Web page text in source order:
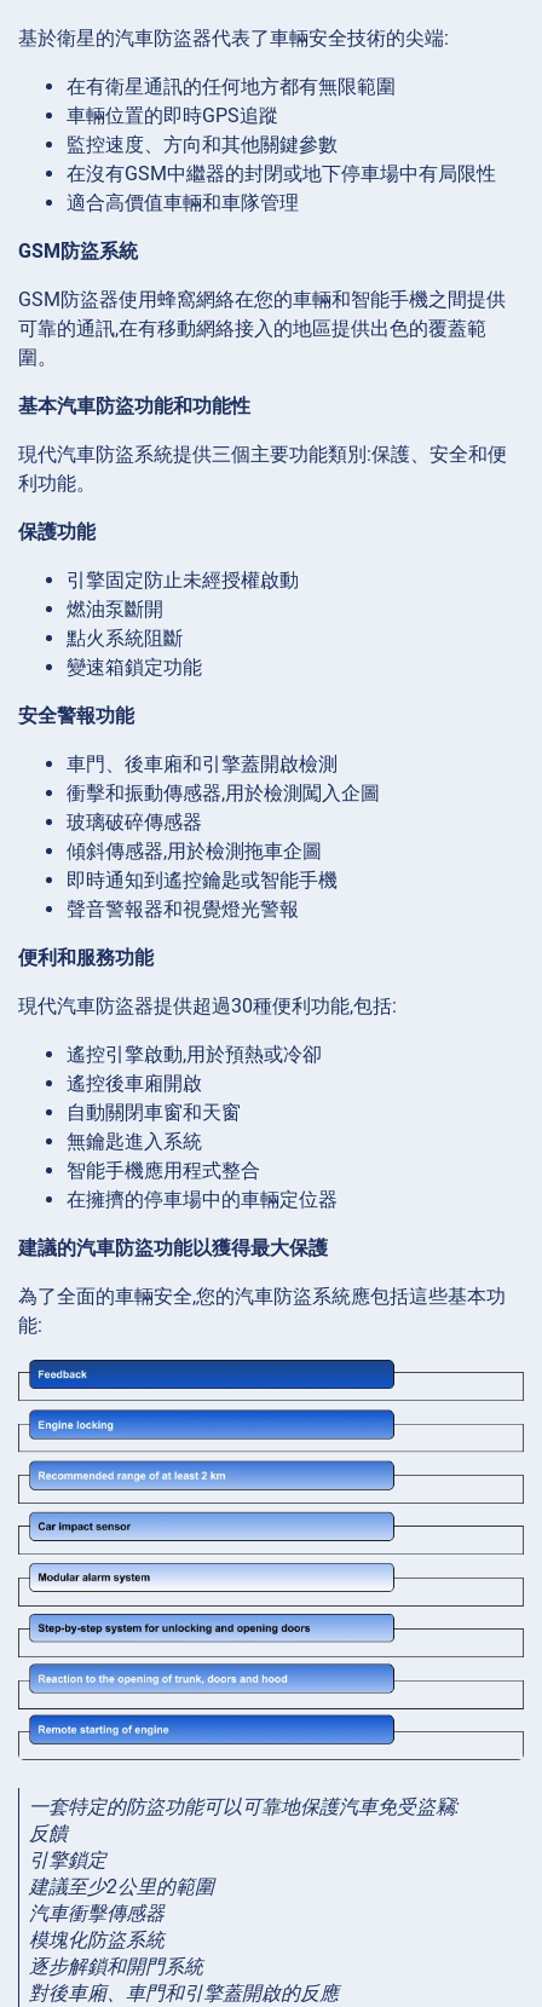
基於衛星的汽車防盜器代表了車輛安全技術的尖端:
在有衛星通訊的任何地方都有無限範圍
車輛位置的即時GPS追蹤
監控速度、方向和其他關鍵參數
在沒有GSM中繼器的封閉或地下停車場中有局限性
適合高價值車輛和車隊管理
GSM防盜系統
GSM防盜器使用蜂窩網絡在您的車輛和智能手機之間提供
可靠的通訊,在有移動網絡接入的地區提供出色的覆蓋範
圍。
基本汽車防盜功能和功能性
現代汽車防盜系統提供三個主要功能類別:保護、安全和便
利功能。
保護功能
引擎固定防止未經授權啟動
燃油泵斷開
點火系統阻斷
變速箱鎖定功能
安全警報功能
車門、後車廂和引擎蓋開啟檢測
衝擊和振動傳感器,用於檢測闖入企圖
玻璃破碎傳感器
傾斜傳感器,用於檢測拖車企圖
即時通知到遙控鑰匙或智能手機
聲音警報器和視覺燈光警報
便利和服務功能
現代汽車防盜器提供超過30種便利功能,包括:
遙控引擎啟動,用於預熱或冷卻
遙控後車廂開啟
自動關閉車窗和天窗
無鑰匙進入系統
智能手機應用程式整合
在擁擠的停車場中的車輛定位器
建議的汽車防盜功能以獲得最大保護
為了全面的車輛安全,您的汽車防盜系統應包括這些基本功
能:
一套特定的防盜功能可以可靠地保護汽車免受盜竊:
反饋
引擎鎖定
建議至少2公里的範圍
汽車衝擊傳感器
模塊化防盜系統
逐步解鎖和開門系統
對後車廂、車門和引擎蓋開啟的反應